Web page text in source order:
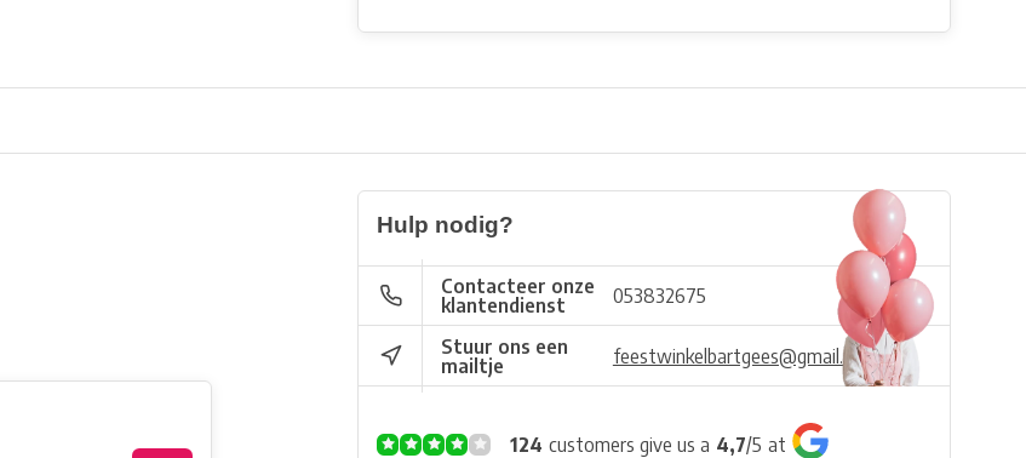
Hulp nodig?
Contacteer onze
klantendienst
053832675
Stuur ons een
mailtje
feestwinkelbartgees@gmail.com
124 customers give us a 4,7/5 at